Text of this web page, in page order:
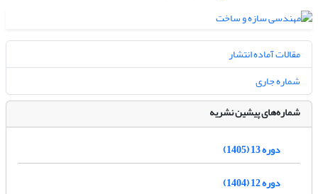
مقالات آماده انتشار
شماره جاری
شماره‌های پیشین نشریه
دوره 13 (1405)
دوره 12 (1404)